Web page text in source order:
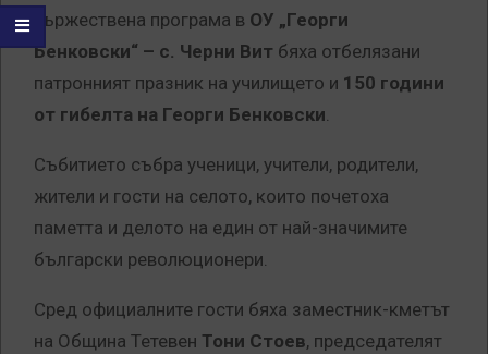
тържествена програма в ОУ „Георги
Бенковски“ – с. Черни Вит бяха отбелязани
патронният празник на училището и 150 години
от гибелта на Георги Бенковски.
Събитието събра ученици, учители, родители,
жители и гости на селото, които почетоха
паметта и делото на един от най-значимите
български революционери.
Сред официалните гости бяха заместник-кметът
на Община Тетевен Тони Стоев, председателят